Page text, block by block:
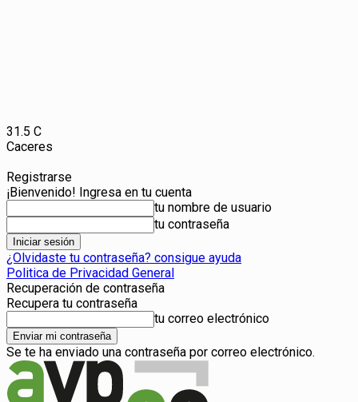
31.5 C
Caceres
Registrarse
¡Bienvenido! Ingresa en tu cuenta
tu nombre de usuario
tu contraseña
¿Olvidaste tu contraseña? consigue ayuda
Politica de Privacidad General
Recuperación de contraseña
Recupera tu contraseña
tu correo electrónico
Se te ha enviado una contraseña por correo electrónico.